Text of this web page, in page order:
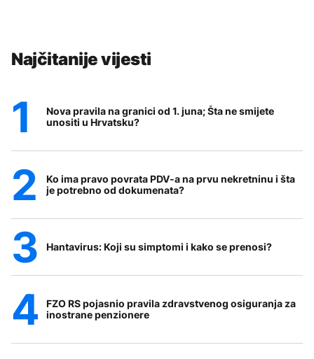
Najčitanije vijesti
Nova pravila na granici od 1. juna; Šta ne smijete
unositi u Hrvatsku?
Ko ima pravo povrata PDV-a na prvu nekretninu i šta
je potrebno od dokumenata?
Hantavirus: Koji su simptomi i kako se prenosi?
FZO RS pojasnio pravila zdravstvenog osiguranja za
inostrane penzionere